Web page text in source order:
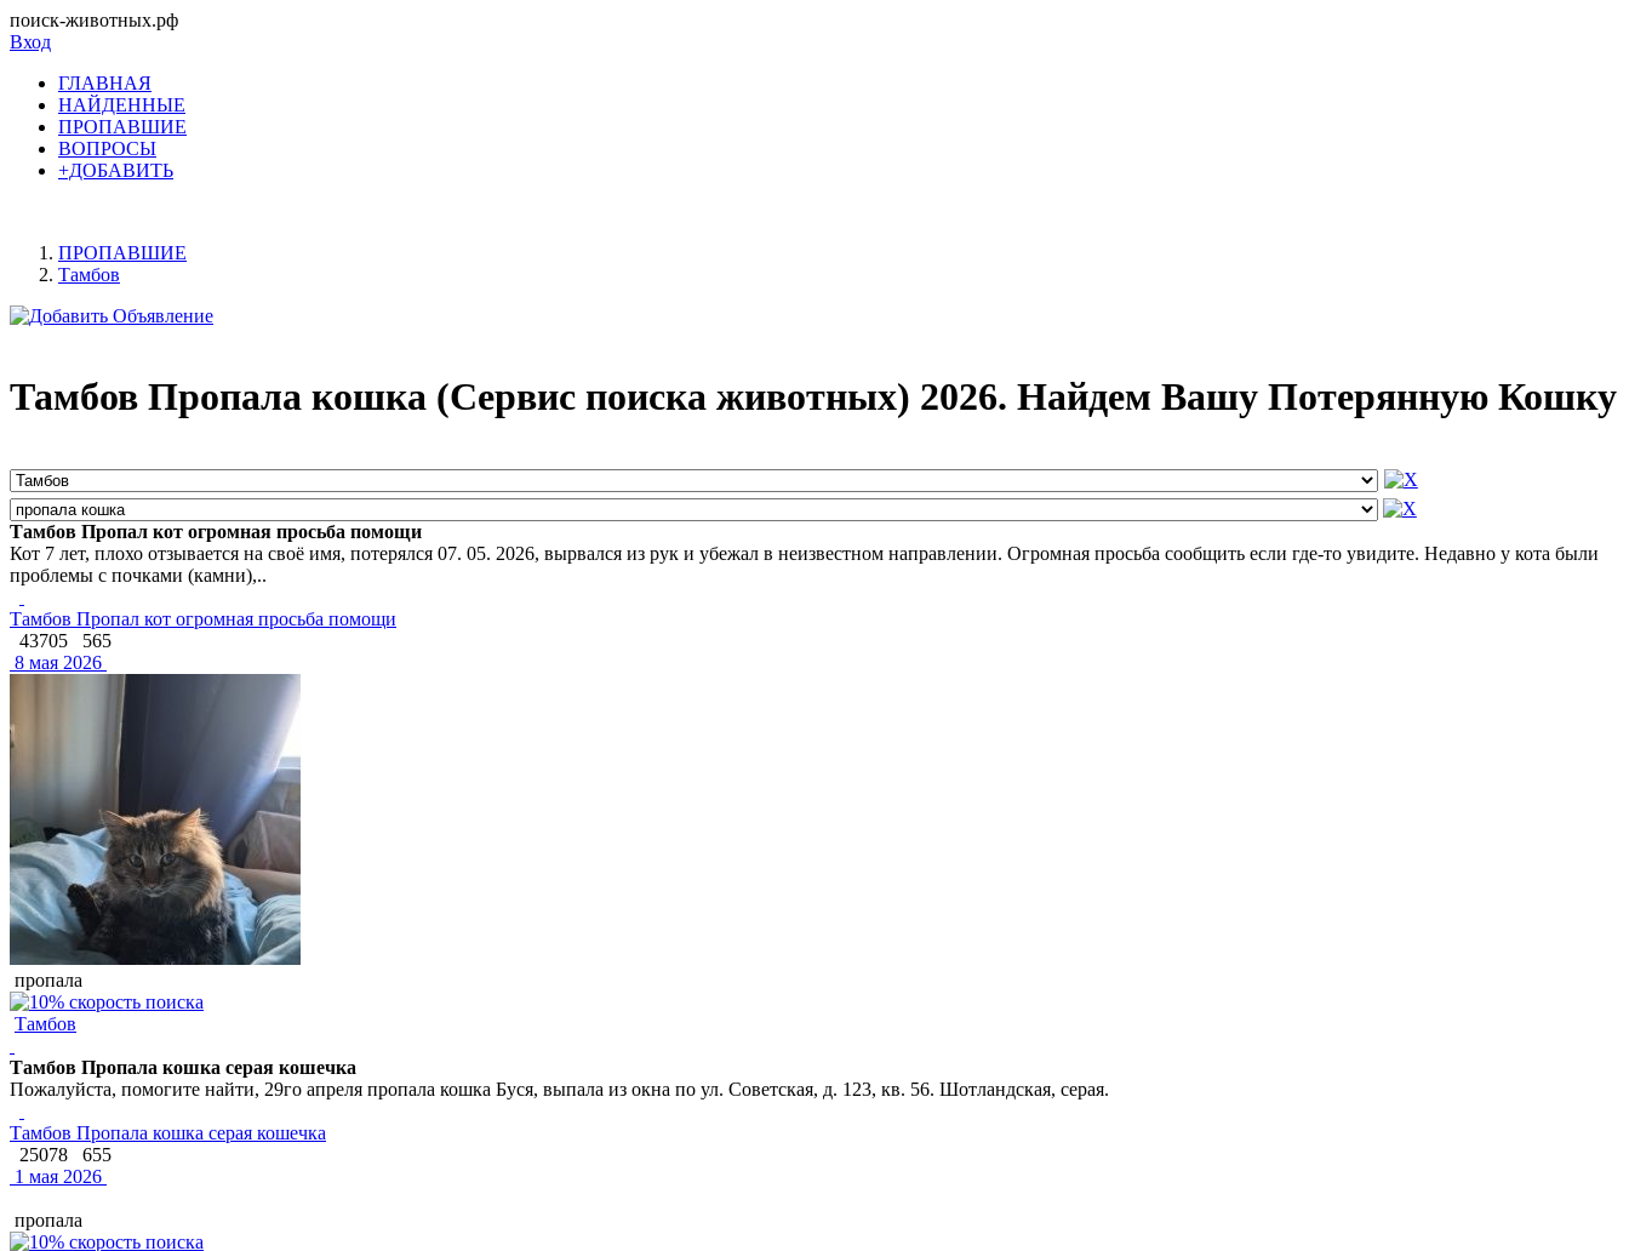
поиск-животных.рф
Вход
ГЛАВНАЯ
НАЙДЕННЫЕ
ПРОПАВШИЕ
ВОПРОСЫ
+ДОБАВИТЬ
ПРОПАВШИЕ
Тамбов
Тамбов Пропала кошка (Сервис поиска животных) 2026. Найдем Вашу Потерянную Кошку
Тамбов Пропал кот огромная просьба помощи
Кот 7 лет, плохо отзывается на своё имя, потерялся 07. 05. 2026, вырвался из рук и убежал в неизвестном направлении. Огромная просьба сообщить если где-то увидите. Недавно у кота были
проблемы с почками (камни),..
Тамбов Пропал кот огромная просьба помощи
43705
565
8 мая 2026
пропала
Тамбов
Тамбов Пропала кошка серая кошечка
Пожалуйста, помогите найти, 29го апреля пропала кошка Буся, выпала из окна по ул. Советская, д. 123, кв. 56. Шотландская, серая.
Тамбов Пропала кошка серая кошечка
25078
655
1 мая 2026
пропала